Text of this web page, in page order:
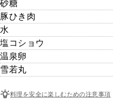
砂糖
豚ひき肉
水
塩コショウ
温泉卵
雪若丸
料理を安全に楽しむための注意事項